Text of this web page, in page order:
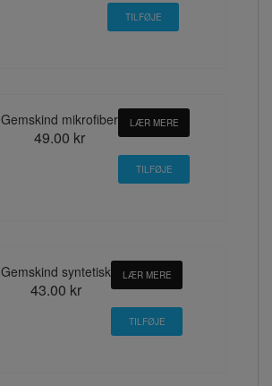
Gemskind mikrofiber
49.00 kr
LÆR MERE
Gemskind syntetisk
43.00 kr
LÆR MERE